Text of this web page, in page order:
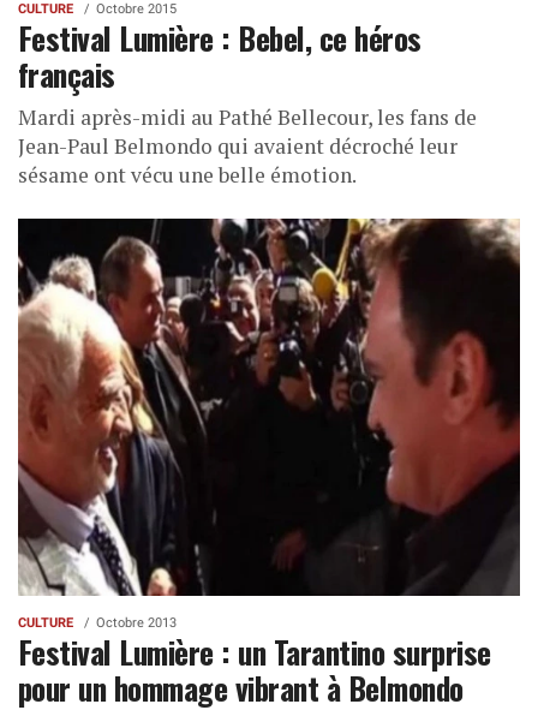
CULTURE Octobre 2015
Festival Lumière : Bebel, ce héros
français
Mardi après-midi au Pathé Bellecour, les fans de
Jean-Paul Belmondo qui avaient décroché leur
sésame ont vécu une belle émotion.
CULTURE Octobre 2013
Festival Lumière : un Tarantino surprise
pour un hommage vibrant à Belmondo